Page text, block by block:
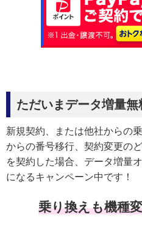
ただいまデータ増量無
新規契約、または他社からの
からの番号移行、契約変更の
を契約した場合、データ増量
になるキャンペーン中です！
乗り換えも機種